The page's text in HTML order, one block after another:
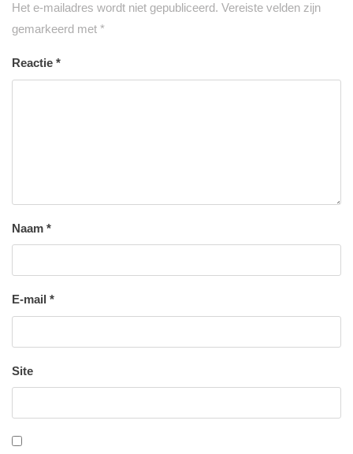
Het e-mailadres wordt niet gepubliceerd. Vereiste velden zijn
gemarkeerd met *
Reactie *
Naam *
E-mail *
Site